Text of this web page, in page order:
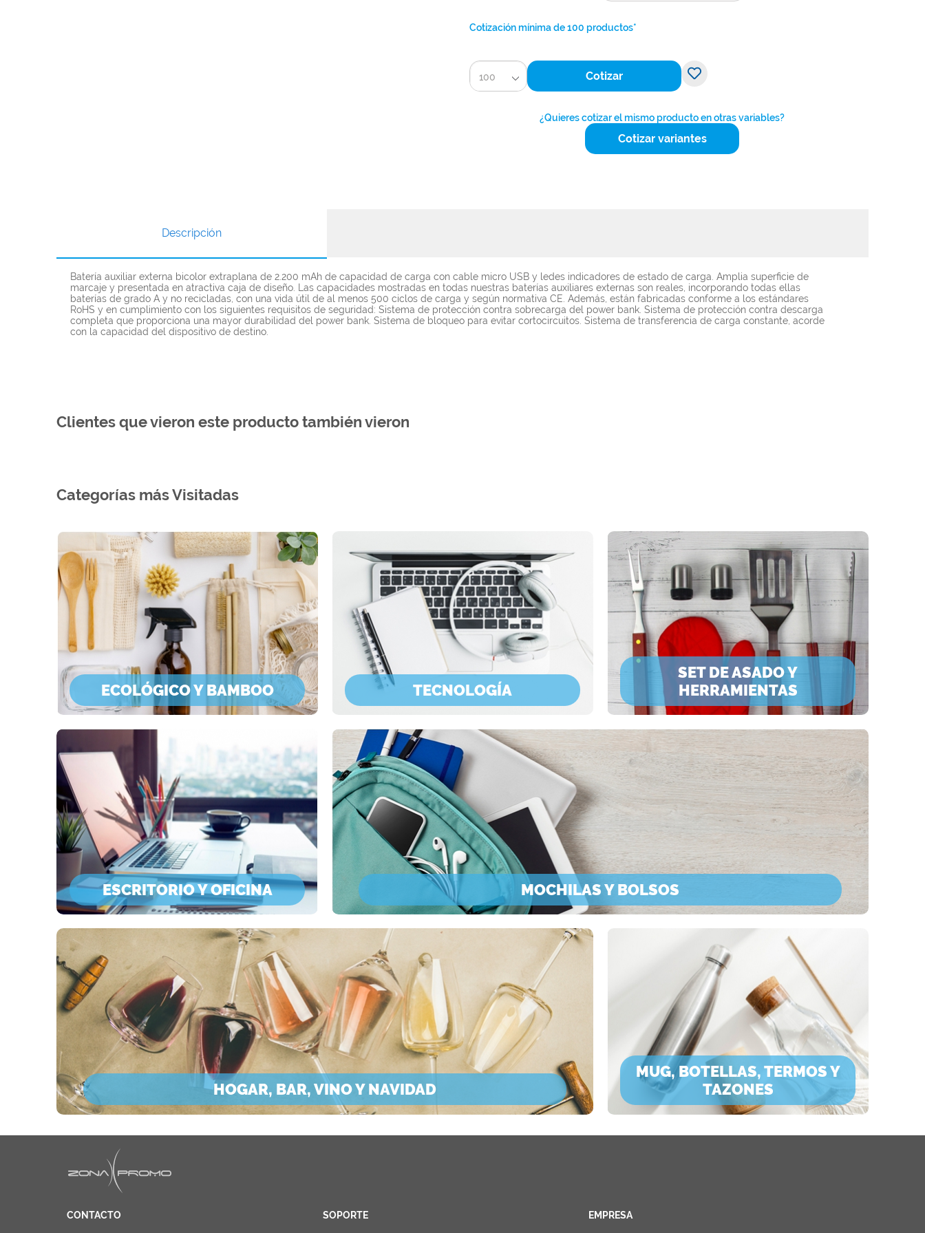
Cotización mínima de 100 productos*
100 Cotizar
¿Quieres cotizar el mismo producto en otras variables?
Cotizar variantes
Descripción
Batería auxiliar externa bicolor extraplana de 2.200 mAh de capacidad de carga con cable micro USB y ledes indicadores de estado de carga. Amplia superficie de
marcaje y presentada en atractiva caja de diseño. Las capacidades mostradas en todas nuestras baterías auxiliares externas son reales, incorporando todas ellas
baterías de grado A y no recicladas, con una vida útil de al menos 500 ciclos de carga y según normativa CE. Además, están fabricadas conforme a los estándares
RoHS y en cumplimiento con los siguientes requisitos de seguridad: Sistema de protección contra sobrecarga del power bank. Sistema de protección contra descarga
completa que proporciona una mayor durabilidad del power bank. Sistema de bloqueo para evitar cortocircuitos. Sistema de transferencia de carga constante, acorde
con la capacidad del dispositivo de destino.
Clientes que vieron este producto también vieron
Categorías más Visitadas
ECOLÓGICO Y BAMBOO TECNOLOGÍA
SET DE ASADO Y
HERRAMIENTAS
ESCRITORIO Y OFICINA MOCHILAS Y BOLSOS
HOGAR, BAR, VINO Y NAVIDAD
MUG, BOTELLAS, TERMOS Y
TAZONES
CONTACTO SOPORTE EMPRESA